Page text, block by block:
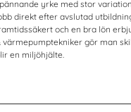
yrke med stor
direkt efter avslutad
och en bra lön
värmepumptekniker gör man
en miljöhjälte.